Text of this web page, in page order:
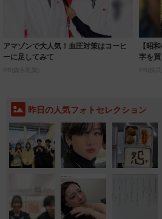
アマゾンで大人気！血圧対策はコーヒ
ーに足してみて
PR(森永乳業)
【昭
字を
致」す
PR(株式
昨日の人気フォトセレクション